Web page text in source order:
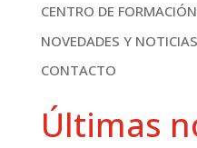
CENTRO DE
NOVEDADES Y NOTICIAS
CONTACTO
Últimas